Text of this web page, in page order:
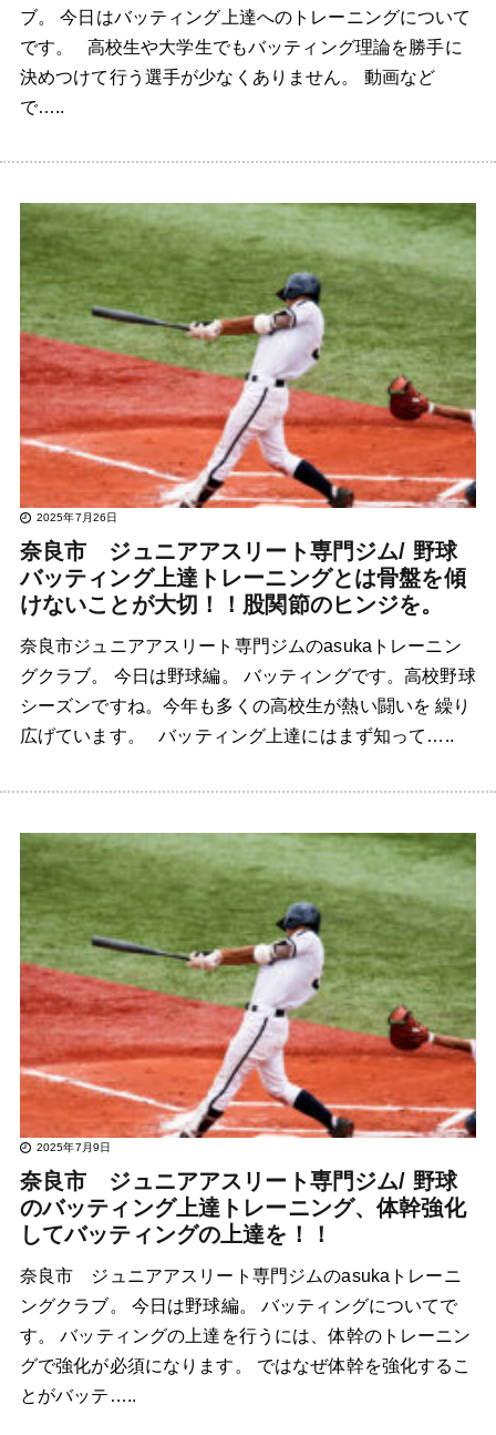
ブ。 今日はバッティング上達へのトレーニングについて
です。 高校生や大学生でもバッティング理論を勝手に
決めつけて行う選手が少なくありません。 動画など
で…..
2025年7月26日
奈良市 ジュニアアスリート専門ジム/ 野球
バッティング上達トレーニングとは骨盤を傾
けないことが大切！！股関節のヒンジを。
奈良市ジュニアアスリート専門ジムのasukaトレーニン
グクラブ。 今日は野球編。 バッティングです。高校野球
シーズンですね。今年も多くの高校生が熱い闘いを 繰り
広げています。 バッティング上達にはまず知って…..
2025年7月9日
奈良市 ジュニアアスリート専門ジム/ 野球
のバッティング上達トレーニング、体幹強化
してバッティングの上達を！！
奈良市 ジュニアアスリート専門ジムのasukaトレーニ
ングクラブ。 今日は野球編。 バッティングについてで
す。 バッティングの上達を行うには、体幹のトレーニン
グで強化が必須になります。 ではなぜ体幹を強化するこ
とがバッテ…..